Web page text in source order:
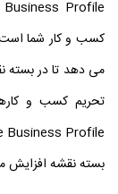
کسب و کار شما
تحریم کسب و
بسته نقشه افزایش